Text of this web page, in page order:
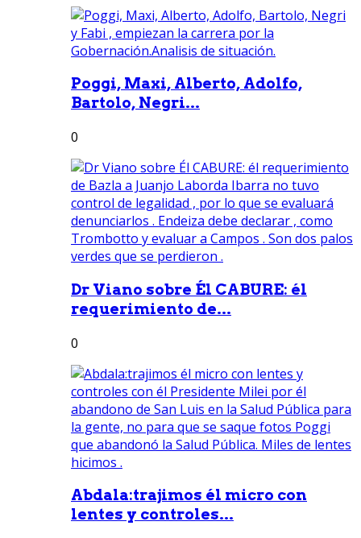
Poggi, Maxi, Alberto, Adolfo,
Bartolo, Negri...
0
Dr Viano sobre Él CABURE: él
requerimiento de...
0
Abdala:trajimos él micro con
lentes y controles...